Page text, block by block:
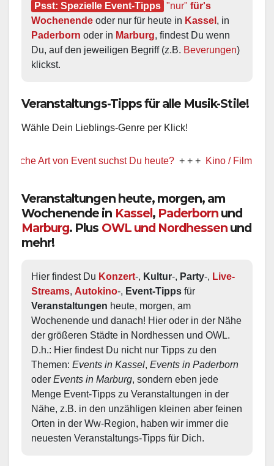
Psst: Spezielle Event-Tipps "nur" für's
Wochenende oder nur für heute in Kassel
Paderborn oder in Marburg, findest Du wenn
Du, auf den jeweiligen Begriff (z.B. Beverungen)
klickst.
Veranstaltungs-Tipps für alle Musik-Stile!
Wähle Dein Lieblings-Genre per Klick!
Art von Event suchst Du heute? + + + Kino / Film + + + Ww
Veranstaltungen heute, morgen, am
Wochenende in Kassel, Paderborn und
Marburg. Plus OWL und Nordhessen und
mehr!
Hier findest Du Konzert-, Kultur-, Party-, Live-
Streams, Autokino-, Event-Tipps
Veranstaltungen heute, morgen, am
Wochenende und danach! Hier oder in der Nähe
der größeren Städte in Nordhessen und OWL.
D.h.: Hier findest Du nicht nur Tipps zu den
Themen: Events in Kassel, Events in Paderborn
oder Events in Marburg, sondern eben jede
Menge Event-Tipps zu Veranstaltungen in der
Nähe, z.B. in den unzähligen kleinen aber feinen
Orten in der Ww-Region, haben wir immer die
neuesten Veranstaltungs-Tipps für Dich.